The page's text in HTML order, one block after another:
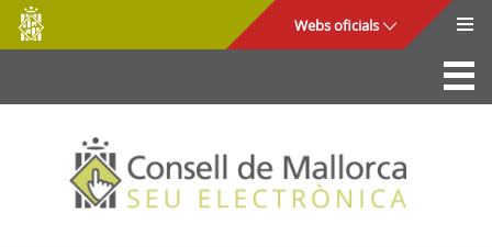
Salta al contingut principal
Consell
de
Mallorca
Webs oficials
La Seu
Consell de Mallorca
Accés i seguretat